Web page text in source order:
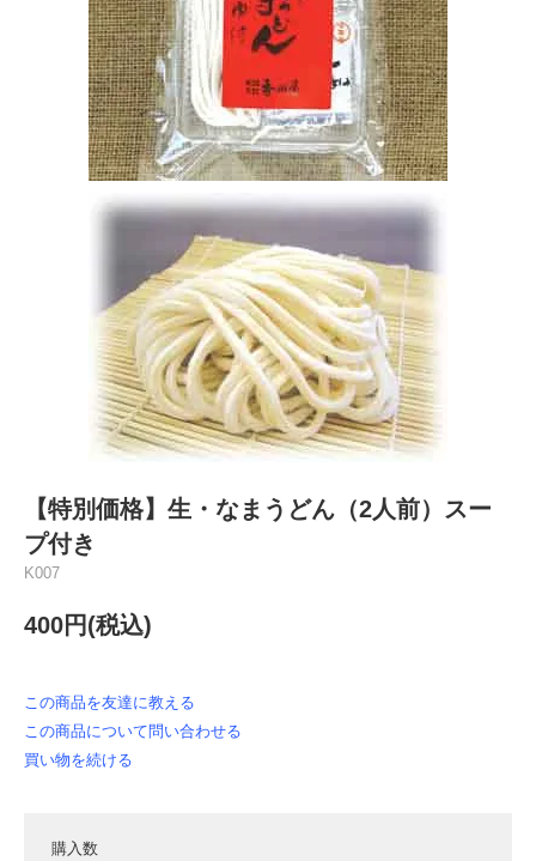
【特別価格】生・なまうどん（2人前）スー
プ付き
K007
400円(税込)
この商品を友達に教える
この商品について問い合わせる
買い物を続ける
購入数